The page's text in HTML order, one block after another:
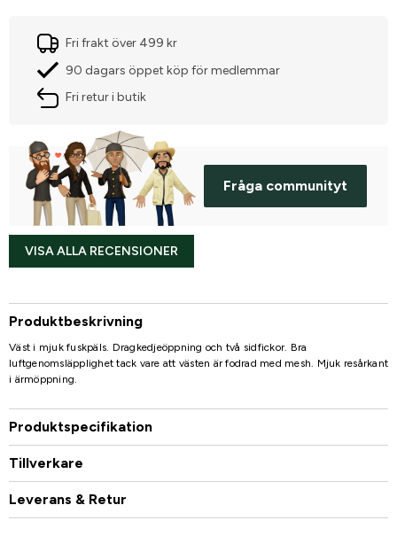
Fri frakt över 499 kr
90 dagars öppet köp för medlemmar
Fri retur i butik
Fråga communityt
VISA ALLA RECENSIONER
Produktbeskrivning
Väst i mjuk fuskpäls. Dragkedjeöppning och två sidfickor. Bra
luftgenomsläpplighet tack vare att västen är fodrad med mesh. Mjuk resårkant
i ärmöppning.
Produktspecifikation
Tillverkare
Leverans & Retur